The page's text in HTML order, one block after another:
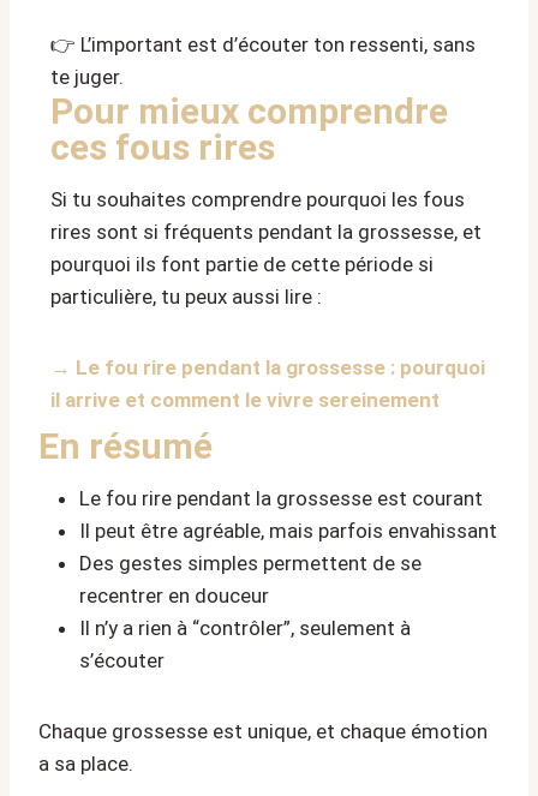
👉 L’important est d’écouter ton ressenti, sans
te juger.
Pour mieux comprendre
ces fous rires
Si tu souhaites comprendre pourquoi les fous
rires sont si fréquents pendant la grossesse, et
pourquoi ils font partie de cette période si
particulière, tu peux aussi lire :
→ Le fou rire pendant la grossesse : pourquoi
il arrive et comment le vivre sereinement
En résumé
Le fou rire pendant la grossesse est courant
Il peut être agréable, mais parfois envahissant
Des gestes simples permettent de se
recentrer en douceur
Il n’y a rien à “contrôler”, seulement à
s’écouter
Chaque grossesse est unique, et chaque émotion
a sa place.